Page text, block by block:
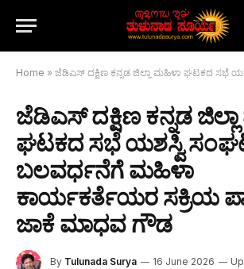
Home » ಜೆಡಿಎಸ್ ದಕ್ಷಿಣ ಕನ್ನಡ ಜಿಲ್ಲಾ ಮಹಿಳಾ ಘಟಕದ ಸಭೆ ಯಶಸ್ವಿ ಸಂಘಟನೆ ಬಲವರ್ಧನೆಗೆ ಮಹಿಳಾ
ಜೆಡಿಎಸ್ ದಕ್ಷಿಣ ಕನ್ನಡ
ಘಟಕದ ಸಭೆ ಯಶಸ್ವಿ
ಬಲವರ್ಧನೆಗೆ ಮಹಿಳಾ
ಕಾರ್ಯಕರ್ತೆಯರ ಸಕ್ರಿಯ
ಜಾಕೆ ಮಾಧವ ಗೌಡ
By Tulunada Surya 16 June 2026